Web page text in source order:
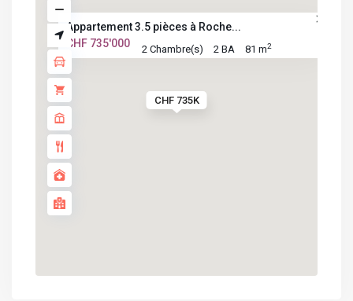
CHF 735K
Appartement 3.5 pièces à Roche...
CHF 735'000
2 Chambre(s) 2 BA 81 m2